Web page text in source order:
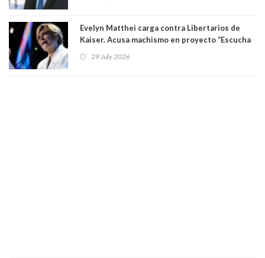
"Si hay una persona responsable es él"
Evelyn Matthei carga contra Libertarios de
Kaiser. Acusa machismo en proyecto “Escucha
"¿Cómo puede haber alguien tan enfermo del
29 July 2026